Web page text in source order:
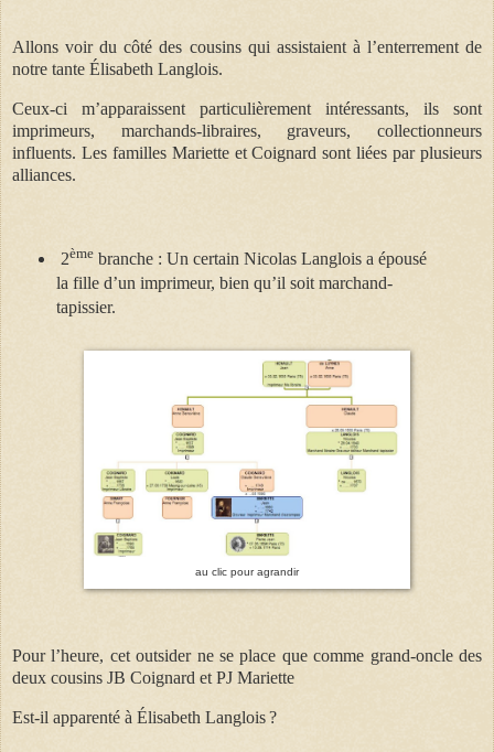
Allons voir du côté des cousins qui assistaient à l’enterrement de
notre tante Élisabeth Langlois.
Ceux-ci m’apparaissent particulièrement intéressants, ils sont
imprimeurs, marchands-libraires, graveurs, collectionneurs
influents. Les familles Mariette et Coignard sont liées par plusieurs
alliances.
2èmebranche : Un certain Nicolas Langlois a épousé
la fille d’un imprimeur, bien qu’il soit marchand-
tapissier.
au clic pour agrandir
Pour l’heure, cet outsider ne se place que comme grand-oncle des
deux cousins JB Coignard et PJ Mariette
Est-il apparenté à Élisabeth Langlois ?